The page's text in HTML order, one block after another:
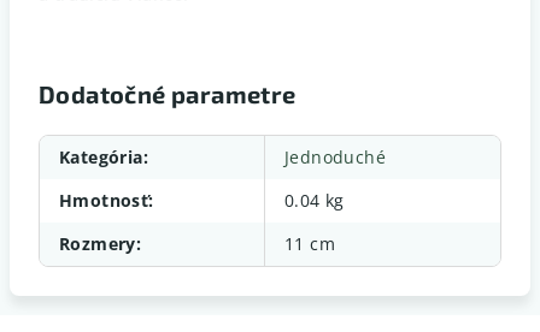
Dodatočné parametre
Kategória:
Jednoduché
Hmotnosť:
0.04 kg
Rozmery: 11 cm